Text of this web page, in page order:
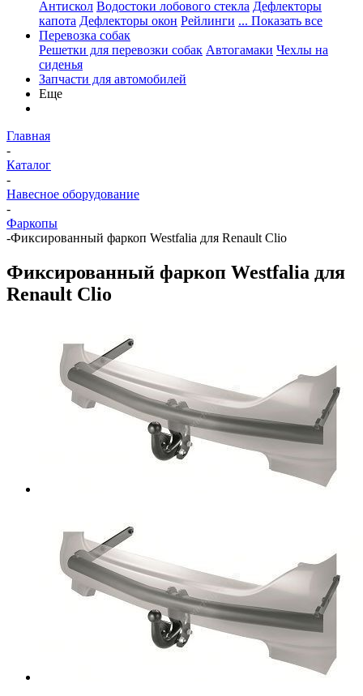
Антискол Водостоки лобового стекла Дефлекторы
капота Дефлекторы окон Рейлинги ... Показать все
Перевозка собак
Решетки для перевозки собак Автогамаки Чехлы на
сиденья
Запчасти для автомобилей
Еще
Главная
-
Каталог
-
Навесное оборудование
-
Фаркопы
-Фиксированный фаркоп Westfalia для Renault Clio
Фиксированный фаркоп Westfalia для
Renault Clio